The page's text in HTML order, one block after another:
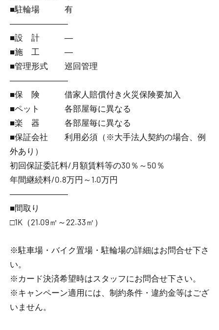
■駐輪場 有
―――――――
■設 計 ―
■施 工 ―
■管理形式 巡回管理
―――――――
■保 険 借家人賠償付き火災保険要加入
■ペット 各部屋毎に異なる
■楽 器 各部屋毎に異なる
■保証会社 利用必須（※大手法人契約の場合、例
外あり）
初回保証委託料/月額賃料等の30％～50％
年間継続料/0.8万円～1.0万円
―――――――
■間取り
□1K（21.09㎡～22.33㎡）
※駐車場・バイク置場・駐輪場の詳細はお問合せ下さ
い。
※カード決済希望時はスタッフにお問合せ下さい。
※キャンペーン適用には、制約条件・違約金等はござ
いません。